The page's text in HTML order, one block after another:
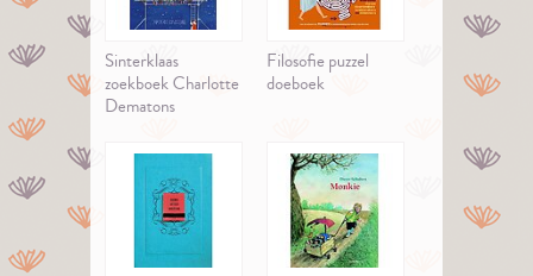
Sinterklaas
zoekboek Charlotte
Dematons
Filosofie puzzel
doeboek